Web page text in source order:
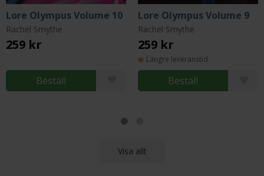
Lore Olympus Volume 10
Rachel Smythe
259 kr
Beställ
Lore Olympus Volume 9
Rachel Smythe
259 kr
Längre leveranstid
Beställ
Visa allt